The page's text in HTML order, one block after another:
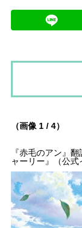
（画像 1 / 4）
『赤毛のアン』
ャーリー』（公式